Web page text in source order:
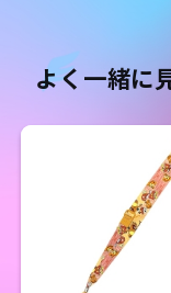
よく一緒に